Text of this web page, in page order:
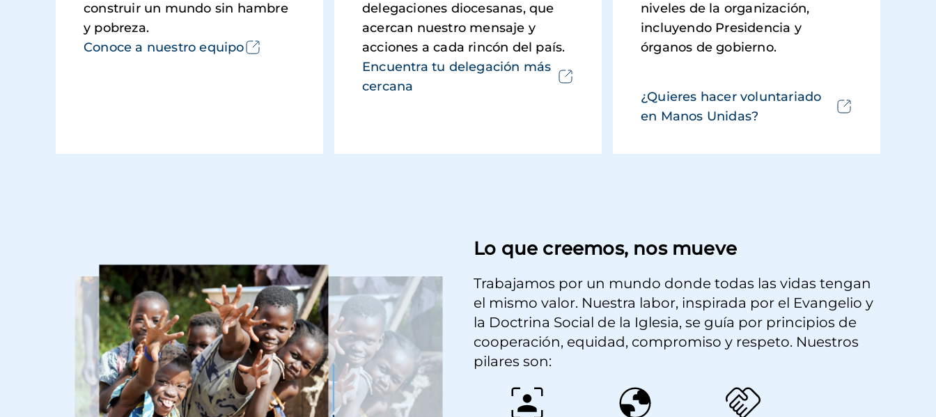
construir un mundo sin hambre
y pobreza.
Conoce a nuestro equipo
delegaciones diocesanas, que
acercan nuestro mensaje y
acciones a cada rincón del país.
Encuentra tu delegación más
cercana
niveles de la organización,
incluyendo Presidencia y
órganos de gobierno.
¿Quieres hacer voluntariado
en Manos Unidas?
Lo que creemos, nos mueve
Trabajamos por un mundo donde todas las vidas tengan
el mismo valor. Nuestra labor, inspirada por el Evangelio y
la Doctrina Social de la Iglesia, se guía por principios de
cooperación, equidad, compromiso y respeto. Nuestros
pilares son: